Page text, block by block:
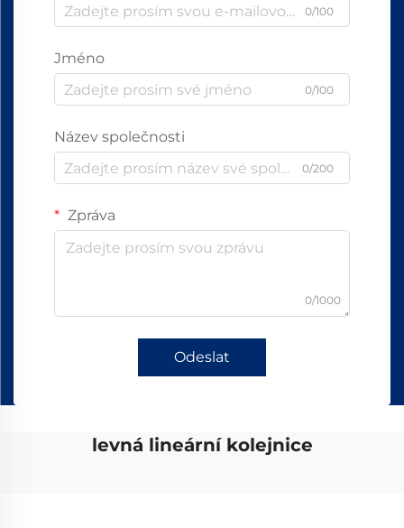
0/100
Jméno
0/100
Název společnosti
0/200
Zpráva
0/1000
Odeslat
levná lineární kolejnice